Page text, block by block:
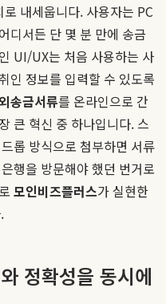
내세웁니다. 사용자는 PC
디서든 단 몇 분 만에 송금
UI/UX는 처음 사용하는 사
인 정보를 입력할 수 있도록
송금서류를 온라인으로 간
큰 혁신 중 하나입니다. 스
롭 방식으로 첨부하면 서류
행을 방문해야 했던 번거로
모인비즈플러스가 실현한
정확성을 동시에